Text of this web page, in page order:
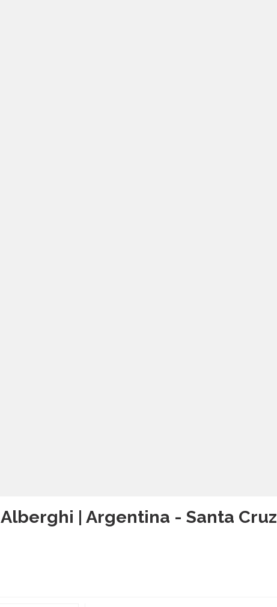
Alberghi | Argentina - Santa Cruz